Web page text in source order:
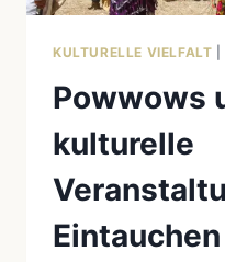
KULTURELLE VIELFALT |
Powwows
kulturelle